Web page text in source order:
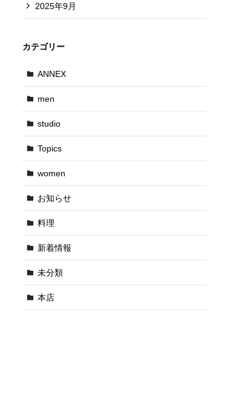
2025年9月
カテゴリー
ANNEX
men
studio
Topics
women
お知らせ
料理
新着情報
未分類
本店